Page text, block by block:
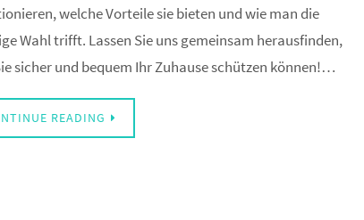
welche Vorteile sie bieten und wie man die
Wahl trifft. Lassen Sie uns gemeinsam herausfinden,
sicher und bequem Ihr Zuhause schützen können!…
READING